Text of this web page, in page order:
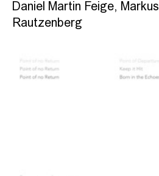
Daniel Martin Feige, Markus
Rautzenberg